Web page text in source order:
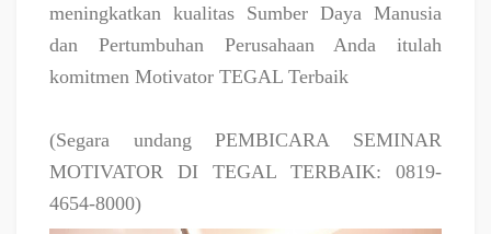
meningkatkan kualitas Sumber Daya Manusia
dan Pertumbuhan Perusahaan Anda itulah
komitmen Motivator TEGAL Terbaik
(Segara undang PEMBICARA SEMINAR
MOTIVATOR DI TEGAL TERBAIK: 0819-
4654-8000)